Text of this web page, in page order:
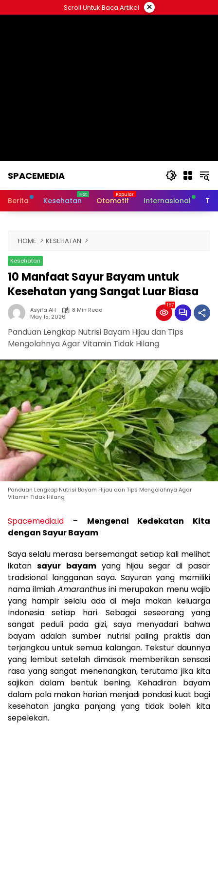
to
Scroll Untuk Baca Artikel ×
SPACEMEDIA
Berita Kesehatan Otomotif Internasional
HOME KESEHATAN
Kesehatan
10 Manfaat Sayur Bayam untuk
Kesehatan yang Sangat Luar Biasa
Asyifa AH
8 Min Read
May 15, 2026
157
Panduan Lengkap Nutrisi Bayam Hijau dan Tips
Mengolahnya Agar Vitamin Tidak Hilang
Panduan Lengkap Nutrisi Bayam Hijau dan Tips Mengolahnya Agar
Vitamin Tidak Hilang
Spacemedia.id – Mengenal Kedekatan Kita
dengan Sayur Bayam
Saya selalu merasa bersemangat setiap kali melihat
ikatansayur bayamyang hijau segar di pasar
tradisional langganan saya. Sayuran yang memiliki
nama ilmiah Amaranthusini merupakan menu wajib
yang hampir selalu ada di meja makan keluarga
Indonesia setiap hari. Sebagai seseorang yang
sangat peduli pada gizi, saya menyadari bahwa
bayam adalah sumber nutrisi paling praktis dan
terjangkau untuk semua kalangan. Tekstur daunnya
yang lembut setelah dimasak memberikan sensasi
rasa yang sangat menenangkan, terutama jika kita
sajikan dalam bentuk bening. Kehadiran bayam
dalam pola makan harian menjadi pondasi kuat bagi
kesehatan jangka panjang yang tidak boleh kita
sepelekan.